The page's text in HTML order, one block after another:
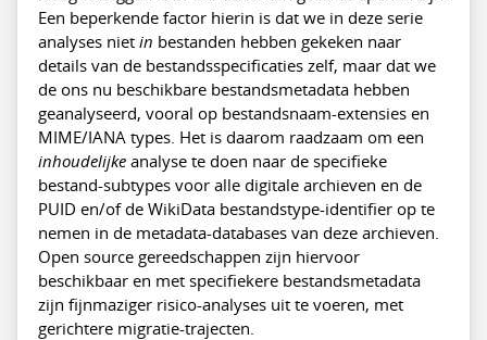
Een beperkende factor hierin is dat we in deze serie
analyses niet in bestanden hebben gekeken naar
details van de bestandsspecificaties zelf, maar dat we
de ons nu beschikbare bestandsmetadata hebben
geanalyseerd, vooral op bestandsnaam-extensies en
MIME/IANA types. Het is daarom raadzaam om een
inhoudelijke analyse te doen naar de specifieke
bestand-subtypes voor alle digitale archieven en de
PUID en/of de WikiData bestandstype-identifier op te
nemen in de metadata-databases van deze archieven.
Open source gereedschappen zijn hiervoor
beschikbaar en met specifiekere bestandsmetadata
zijn fijnmaziger risico-analyses uit te voeren, met
gerichtere migratie-trajecten.